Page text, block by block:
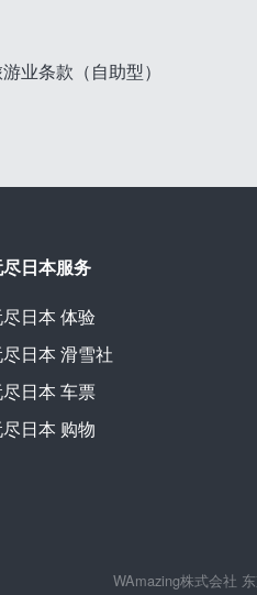
业条款（自助型）
日本服务
日本 体验
日本 滑雪社
日本 车票
日本 购物
WAmazing株式会社